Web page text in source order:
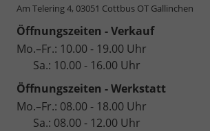
Am Telering 4, 03051 Cottbus OT Gallinchen
Öffnungszeiten - Verkauf
Mo.–Fr.: 10.00 - 19.00 Uhr
Sa.: 10.00 - 16.00 Uhr
Öffnungszeiten - Werkstatt
Mo.–Fr.: 08.00 - 18.00 Uhr
Sa.: 08.00 - 12.00 Uhr